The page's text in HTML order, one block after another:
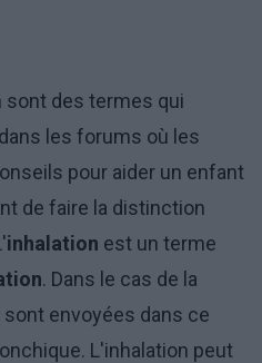
sont des termes qui
les forums où les
pour aider un enfant
de faire la distinction
inhalation est un terme
. Dans le cas de la
envoyées dans ce
L'inhalation peut